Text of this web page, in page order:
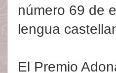
número 69 de
lengua
El Premio